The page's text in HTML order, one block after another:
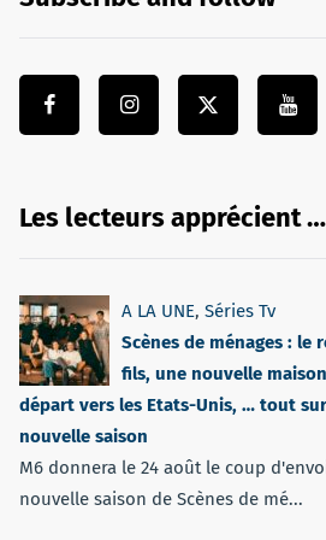
Les lecteurs apprécient …
A LA UNE, Séries Tv
Scènes de ménages : le
fils, une nouvelle
départ vers les Etats-Unis, … tout
nouvelle saison
M6 donnera le 24 août le coup
nouvelle saison de Scènes de mé...